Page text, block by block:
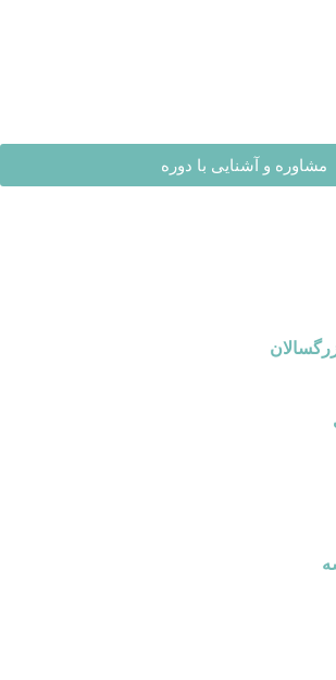
مشاوره و آشنایی با دوره